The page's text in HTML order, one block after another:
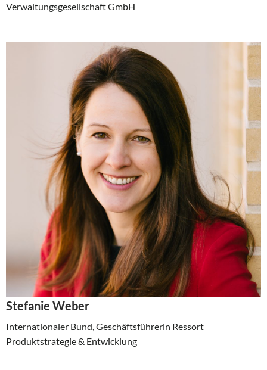
Verwaltungsgesellschaft GmbH
Stefanie Weber
Internationaler Bund, Geschäftsführerin Ressort
Produktstrategie & Entwicklung